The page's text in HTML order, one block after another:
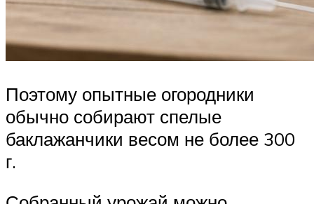
Поэтому опытные огородники
обычно собирают спелые
баклажанчики весом не более 300
г.